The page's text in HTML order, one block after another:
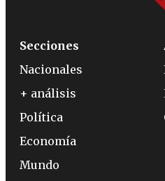
Secciones
Nacionales
+ análisis
Política
Economía
Mundo